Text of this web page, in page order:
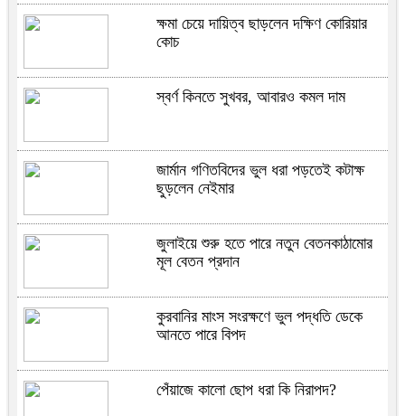
ক্ষমা চেয়ে দায়িত্ব ছাড়লেন দক্ষিণ কোরিয়ার
কোচ
স্বর্ণ কিনতে সুখবর, আবারও কমল দাম
জার্মান গণিতবিদের ভুল ধরা পড়তেই কটাক্ষ
ছুড়লেন নেইমার
জুলাইয়ে শুরু হতে পারে নতুন বেতনকাঠামোর
মূল বেতন প্রদান
কুরবানির মাংস সংরক্ষণে ভুল পদ্ধতি ডেকে
আনতে পারে বিপদ
পেঁয়াজে কালো ছোপ ধরা কি নিরাপদ?